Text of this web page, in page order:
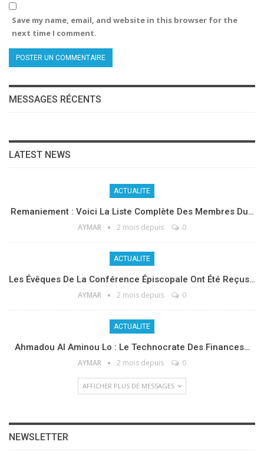
Save my name, email, and website in this browser for the
next time I comment.
MESSAGES RÉCENTS
LATEST NEWS
ACTUALITE
Remaniement : Voici La Liste Complète Des Membres Du…
AYMAR 2 mois depuis 0
ACTUALITE
Les Évêques De La Conférence Épiscopale Ont Été Reçus…
AYMAR 2 mois depuis 0
ACTUALITE
Ahmadou Al Aminou Lo : Le Technocrate Des Finances…
AYMAR 2 mois depuis 0
AFFICHER PLUS DE MESSAGES
NEWSLETTER